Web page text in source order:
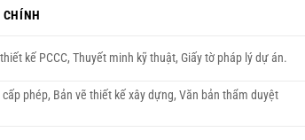
CHÍNH
kế PCCC, Thuyết minh kỹ thuật, Giấy tờ pháp lý dự án.
phép, Bản vẽ thiết kế xây dựng, Văn bản thẩm duyệt